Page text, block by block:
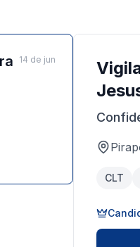
14 de jun
CLT